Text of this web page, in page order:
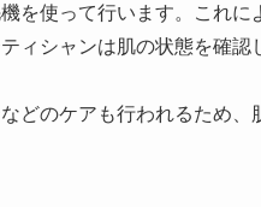
を使って行います。これに
ィシャンは肌の状態を確認
どのケアも行われるため、